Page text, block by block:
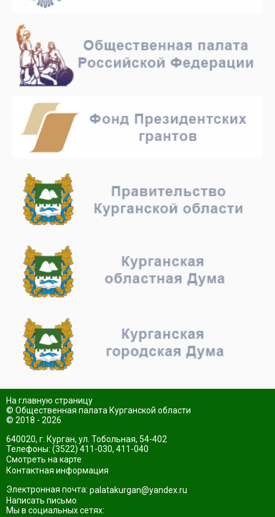
На главную страницу
© Общественная палата Курганской области
© 2018 - 2026
640020, г. Курган, ул. Тобольная, 54-402
Телефоны: (3522) 411-030, 411-040
Смотреть на карте
Контактная информация
Электронная почта: palatakurgan@yandex.ru
Написать письмо
Мы в социальных сетях: